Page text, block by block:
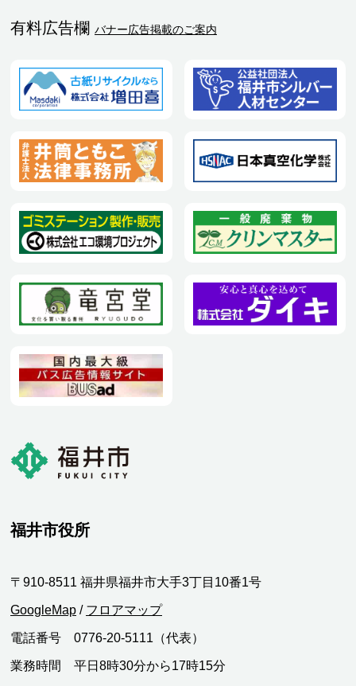
有料広告欄 バナー広告掲載のご案内
福井市役所
〒910-8511 福井県福井市大手3丁目10番1号
GoogleMap / フロアマップ
電話番号 0776-20-5111（代表）
業務時間 平日8時30分から17時15分